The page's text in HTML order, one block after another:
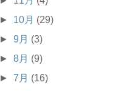
► 10月 (29)
►9月 (3)
►8月 (9)
►7月 (16)